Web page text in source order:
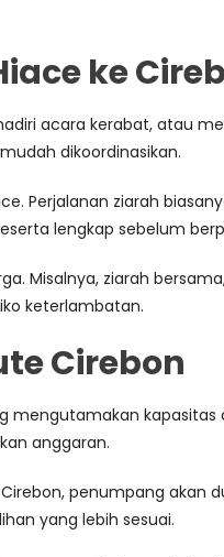
ke
acara kerabat, atau
dikoordinasikan.
Perjalanan ziarah
lengkap sebelum
Misalnya, ziarah
keterlambatan.
Cirebon
kapasitas
anggaran.
penumpang akan
yang lebih sesuai.